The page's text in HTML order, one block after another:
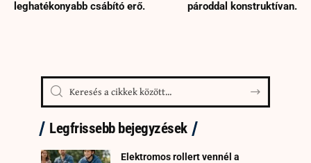
leghatékonyabb csábító erő. pároddal konstruktívan.
Legfrissebb bejegyzések
Elektromos rollert vennél a